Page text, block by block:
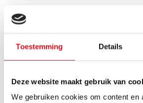
Toestemming Details
Deze website maakt gebruik van
We gebruiken cookies om content en
Welke varianten
er?
Wat is het verschil tussen een
standaard paneelradiator en
Wat is het verschil tussen